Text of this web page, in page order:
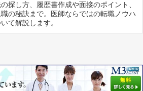
探し方、履歴書作成や面接のポイント、
の秘訣まで。医師ならではの転職ノウハ
て解説します。